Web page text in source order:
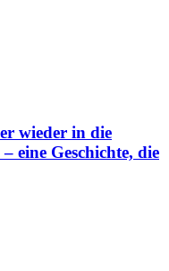
wieder in die
eine Geschichte, die